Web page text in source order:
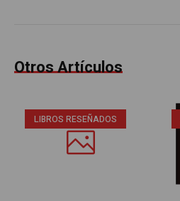
Otros Artículos
LIBROS RESEÑADOS